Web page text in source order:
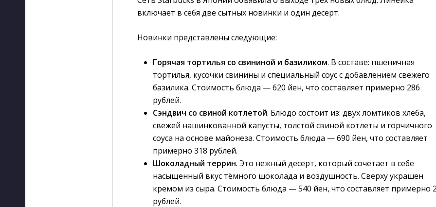
включает в себя две сытных новинки и один десерт.
Новинки представлены следующие:
Горячая тортилья со свининой и базиликом. В составе: пшеничная
тортилья, кусочки свинины и специальный соус с добавлением свежего
базилика. Стоимость блюда — 620 йен, что составляет примерно 286
рублей.
Сэндвич со свиной котлетой. Блюдо состоит из: двух ломтиков хлеба,
свежей нашинкованной капусты, толстой свиной котлеты и горчичного
соуса на основе майонеза. Стоимость блюда — 690 йен, что составляет
примерно 318 рублей.
Шоколадный террин. Это нежный десерт, который сочетает в себе
насыщенный вкус тёмного шоколада и воздушность. Сверху украшен
кремом из сыра. Стоимость блюда — 540 йен, что составляет примерно
рублей.